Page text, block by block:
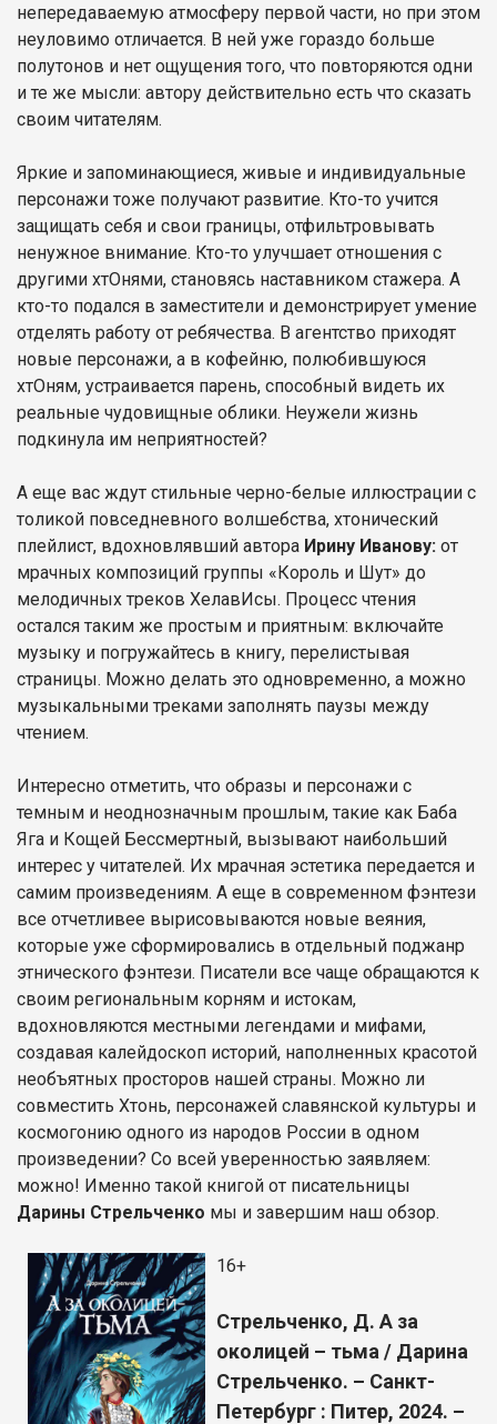
непередаваемую атмосферу первой части, но при этом
неуловимо отличается. В ней уже гораздо больше
полутонов и нет ощущения того, что повторяются одни
и те же мысли: автору действительно есть что сказать
своим читателям.
Яркие и запоминающиеся, живые и индивидуальные
персонажи тоже получают развитие. Кто-то учится
защищать себя и свои границы, отфильтровывать
ненужное внимание. Кто-то улучшает отношения с
другими хтОнями, становясь наставником стажера. А
кто-то подался в заместители и демонстрирует умение
отделять работу от ребячества. В агентство приходят
новые персонажи, а в кофейню, полюбившуюся
хтОням, устраивается парень, способный видеть их
реальные чудовищные облики. Неужели жизнь
подкинула им неприятностей?
А еще вас ждут стильные черно-белые иллюстрации с
толикой повседневного волшебства, хтонический
плейлист, вдохновлявший автора Ирину Иванову: от
мрачных композиций группы «Король и Шут» до
мелодичных треков ХелавИсы. Процесс чтения
остался таким же простым и приятным: включайте
музыку и погружайтесь в книгу, перелистывая
страницы. Можно делать это одновременно, а можно
музыкальными треками заполнять паузы между
чтением.
Интересно отметить, что образы и персонажи с
темным и неоднозначным прошлым, такие как Баба
Яга и Кощей Бессмертный, вызывают наибольший
интерес у читателей. Их мрачная эстетика передается и
самим произведениям. А еще в современном фэнтези
все отчетливее вырисовываются новые веяния,
которые уже сформировались в отдельный поджанр
этнического фэнтези. Писатели все чаще обращаются к
своим региональным корням и истокам,
вдохновляются местными легендами и мифами,
создавая калейдоскоп историй, наполненных красотой
необъятных просторов нашей страны. Можно ли
совместить Хтонь, персонажей славянской культуры и
космогонию одного из народов России в одном
произведении? Со всей уверенностью заявляем:
можно! Именно такой книгой от писательницы
Дарины Стрельченко мы и завершим наш обзор.
16+
Стрельченко, Д. А за
околицей – тьма / Дарина
Стрельченко. – Санкт-
Петербург : Питер, 2024. –